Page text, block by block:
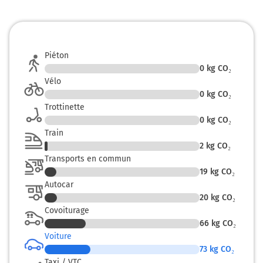
A13
Boulevard Périphérique
924 km
Sortir et rejoindre Boulevard Périphérique.
D111
939 km
940 km
Piéton
0 kg CO₂
Vélo
0 kg CO₂
Trottinette
0 kg CO₂
Train
2 kg CO₂
Transports en commun
19 kg CO₂
Autocar
20 kg CO₂
Covoiturage
66 kg CO₂
Voiture
73 kg CO₂